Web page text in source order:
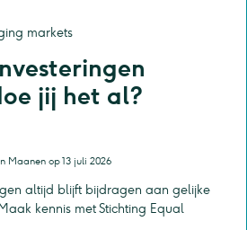
jij het al?
Maanen op 13 juli 2026
altijd blijft bijdragen aan gelijke
kennis met Stichting Equal